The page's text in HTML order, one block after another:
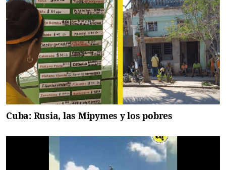
Cuba: Rusia, las Mipymes y los pobres